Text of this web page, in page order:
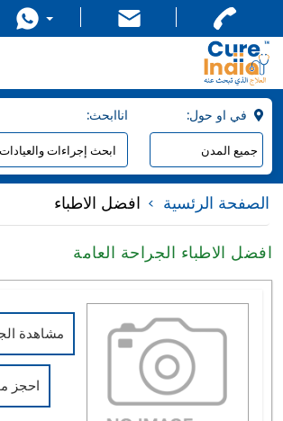
:اناابحث
الصفحة الرئسية افضل الاطباء
افضل الاطباء الجراحة العامة
مشاهدة
احجز